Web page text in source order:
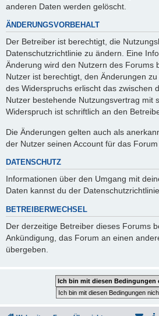
anderen Daten werden gelöscht.
ÄNDERUNGSVORBEHALT
Der Betreiber ist berechtigt, die
Datenschutzrichtlinie zu ändern. Eine
Änderung wird den Nutzern des Forums
Nutzer ist berechtigt, den Änderungen
des Widerspruchs erlischt das zwischen
Nutzer bestehende Nutzungsvertrag mit
Widerspruch ist schriftlich an den
Die Änderungen gelten auch als
der Nutzer seinen Account für das Forum
DATENSCHUTZ
Informationen über den Umgang mit
Daten kannst du der
BETREIBERWECHSEL
Der derzeitige Betreiber dieses Forums
Ankündigung, das Forum an einen
übergeben.